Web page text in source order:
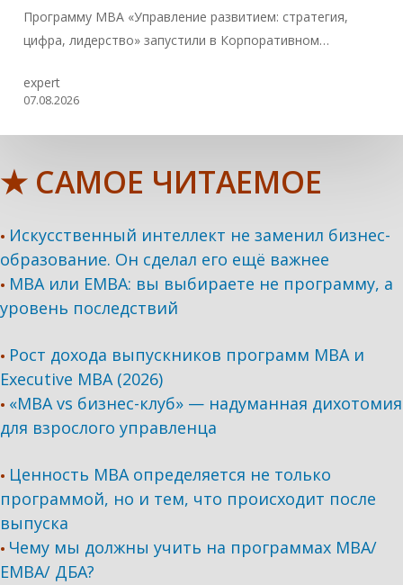
Программу MBA «Управление развитием: стратегия,
цифра, лидерство» запустили в Корпоративном…
expert
07.08.2026
★ САМОЕ ЧИТАЕМОЕ
• Искусственный интеллект не заменил бизнес-
образование. Он сделал его ещё важнее
• MBA или EMBA: вы выбираете не программу, а
уровень последствий
• Рост дохода выпускников программ МВА и
Executive MBA (2026)
• «MBA vs бизнес-клуб» — надуманная дихотомия
для взрослого управленца
• Ценность MBA определяется не только
программой, но и тем, что происходит после
выпуска
• Чему мы должны учить на программах МВА/
ЕМВА/ ДБА?